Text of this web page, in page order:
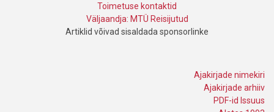
Toimetuse kontaktid
Väljaandja: MTÜ Reisijutud
Artiklid võivad sisaldada sponsorlinke
Ajakirjade nimekiri
Ajakirjade arhiiv
PDF-id Issuus